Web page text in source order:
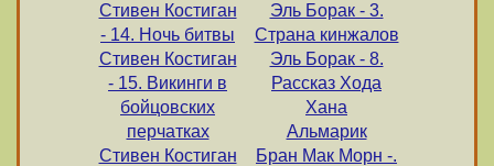
Стивен Костиган
- 14. Ночь битвы
Стивен Костиган
- 15. Викинги в
бойцовских
перчатках
Стивен Костиган
Эль Борак - 3.
Страна кинжалов
Эль Борак - 8.
Рассказ Хода
Хана
Альмарик
Бран Мак Морн -.